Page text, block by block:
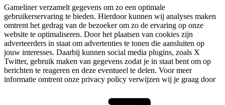
Gameliner verzamelt gegevens om zo een optimale
gebruikerservaring te bieden. Hierdoor kunnen wij analyses maken
omtrent het gedrag van de bezoeker om zo de ervaring op onze
website te optimaliseren. Door het plaatsen van cookies zijn
adverteerders in staat om advertenties te tonen die aansluiten op
jouw interesses. Daarbij kunnen social media plugins, zoals X
Twitter, gebruik maken van gegevens zodat je in staat bent om op
berichten te reageren en deze eventueel te delen. Voor meer
informatie omtrent onze privacy policy verwijzen wij je graag door